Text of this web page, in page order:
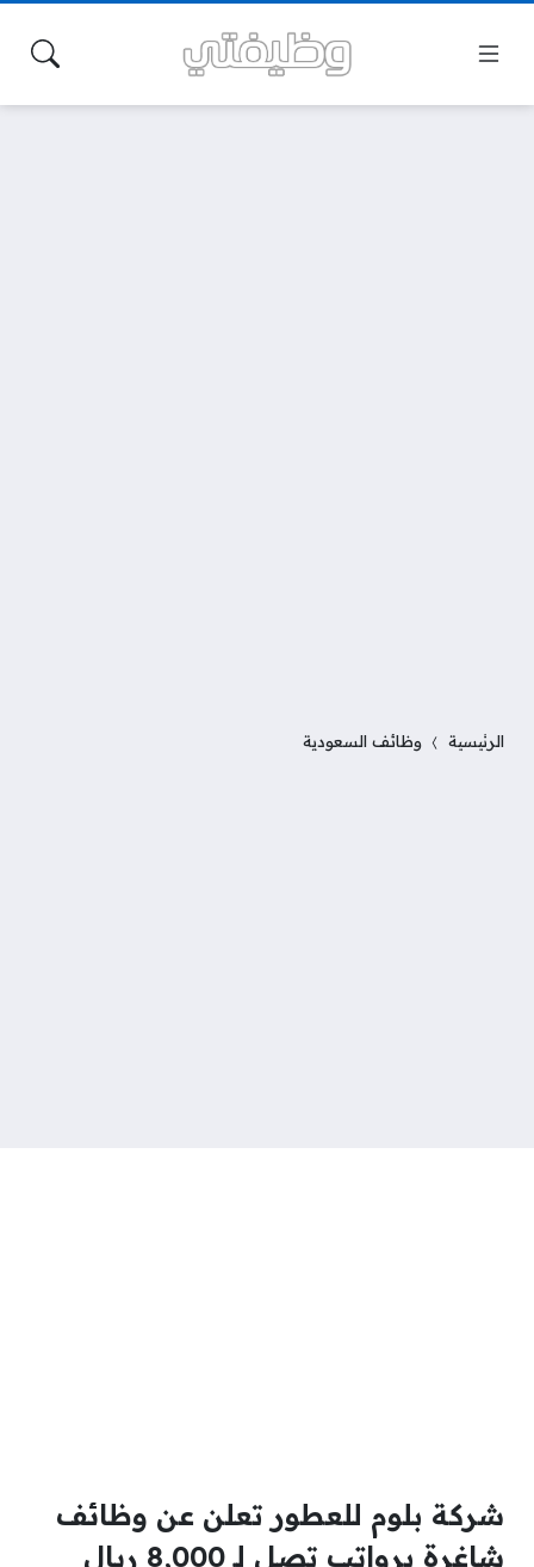
الرئيسية وظائف السعودية
شركة بلوم للعطور تعلن عن وظائف
شاغرة برواتب تصل لـ 8,000 ريال